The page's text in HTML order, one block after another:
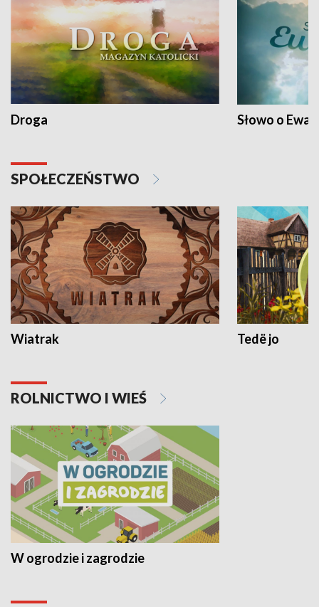
Droga Słowo o
SPOŁECZEŃSTWO
Wiatrak Tedë jo
ROLNICTWO I WIEŚ
W ogrodzie i zagrodzie